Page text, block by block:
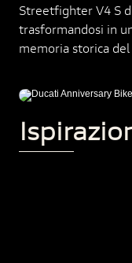
Streetfighter V4 S
trasformandosi in
memoria storica del